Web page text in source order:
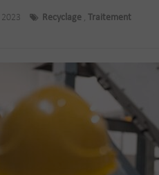
Recyclage , Traitement